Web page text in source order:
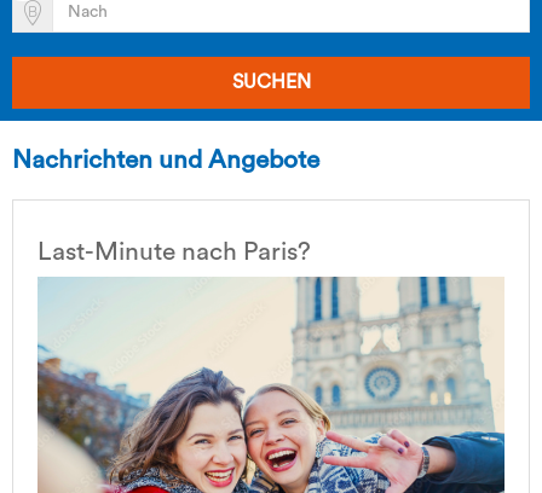
SUCHEN
Nachrichten und Angebote
Last-Minute nach Paris?